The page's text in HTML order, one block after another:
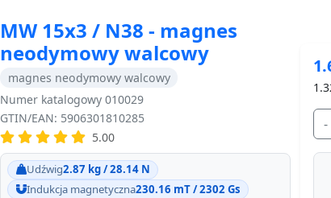
MW 15x3 / N38 - magnes
neodymowy walcowy
magnes neodymowy walcowy
Numer katalogowy 010029
GTIN/EAN: 5906301810285
5.00
Udźwig2.87 kg / 28.14 N
Indukcja magnetyczna230.16 mT / 2302 Gs
-